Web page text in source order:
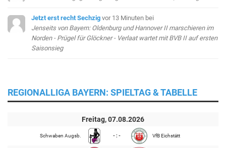
Jetzt erst recht Sechzig vor 13 Minuten bei
Jenseits von Bayern: Oldenburg und Hannover II marschieren im
Norden - Prügel für Glöckner - Verlaat wartet mit BVB II auf ersten
Saisonsieg
REGIONALLIGA BAYERN: SPIELTAG & TABELLE
Freitag, 07.08.2026
Schwaben Augsb. - : - VfB Eichstätt